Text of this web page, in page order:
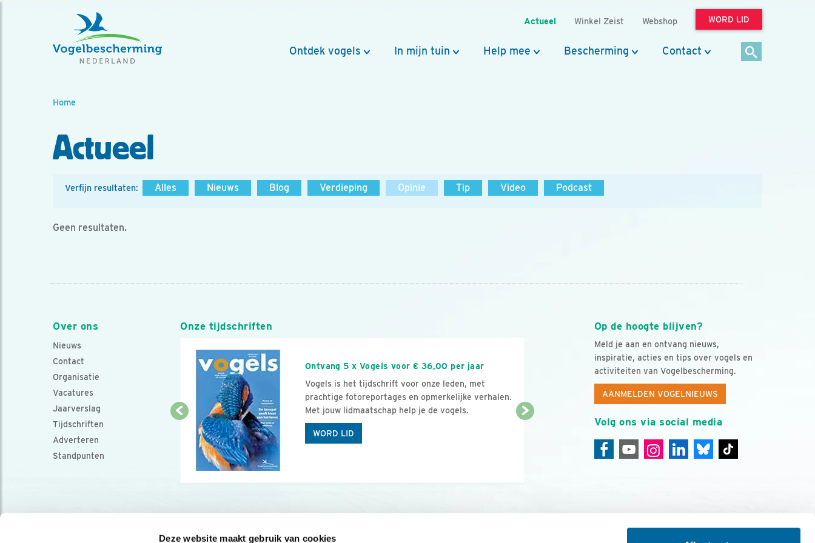
Deze website maakt gebruik van cookies
Actueel Winkel Zeist Webshop WORD LID
Ontdek vogels In mijn tuin Help mee Bescherming Contact
Home
Actueel
Verfijn resultaten: Alles Nieuws Blog Verdieping Opinie Tip Video Podcast
Geen resultaten.
Over ons
Nieuws
Contact
Organisatie
Vacatures
Jaarverslag
Tijdschriften
Adverteren
Standpunten
Op de hoogte blijven?
Meld je aan en ontvang nieuws,
inspiratie, acties en tips over vogels en
activiteiten van Vogelbescherming.
AANMELDEN VOGELNIEUWS
Volg ons via social media
Onze tijdschriften
Ontvang 5 x Vogels voor € 36,00 per jaar
Vogels is het tijdschrift voor onze leden, met
prachtige fotoreportages en opmerkelijke verhalen.
Met jouw lidmaatschap help je de vogels.
WORD LID